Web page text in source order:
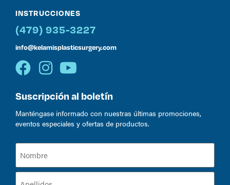
INSTRUCCIONES
(479) 935-3227
info@kelamisplasticsurgery.com
Suscripción al boletín
Manténgase informado con nuestras últimas promociones,
eventos especiales y ofertas de productos.
Nombre
(Required)